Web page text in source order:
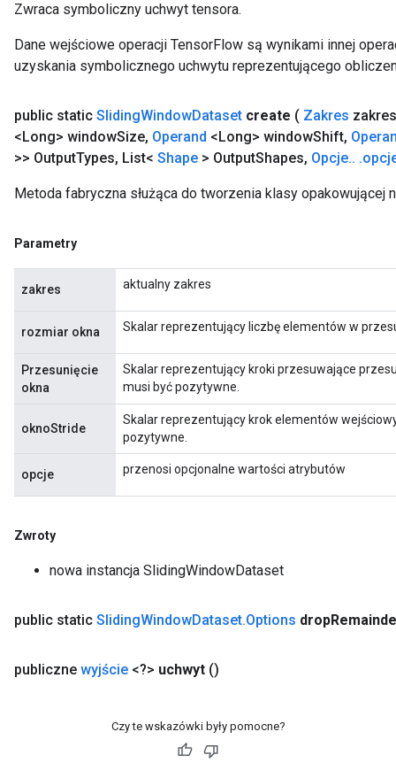
Zwraca symboliczny uchwyt tensora.
Dane wejściowe operacji TensorFlow są wynikami innej
uzyskania symbolicznego uchwytu reprezentującego
public static SlidingWindowDataset create ( Zakres
<Long> windowSize, Operand <Long> windowShift,
>> OutputTypes, List< Shape > OutputShapes, Opcje.. .
Metoda fabryczna służąca do tworzenia klasy opakowującej
Parametry
zakres aktualny zakres
rozmiar okna Skalar reprezentujący liczbę elementów w
Przesunięcie
okna
Skalar reprezentujący kroki przesuwające
musi być pozytywne.
oknoStride
Skalar reprezentujący krok elementów
pozytywne.
opcje przenosi opcjonalne wartości atrybutów
Zwroty
nowa instancja SlidingWindowDataset
public static SlidingWindowDataset.Options drop
publiczne wyjście <?> uchwyt ()
Czy te wskazówki były pomocne?